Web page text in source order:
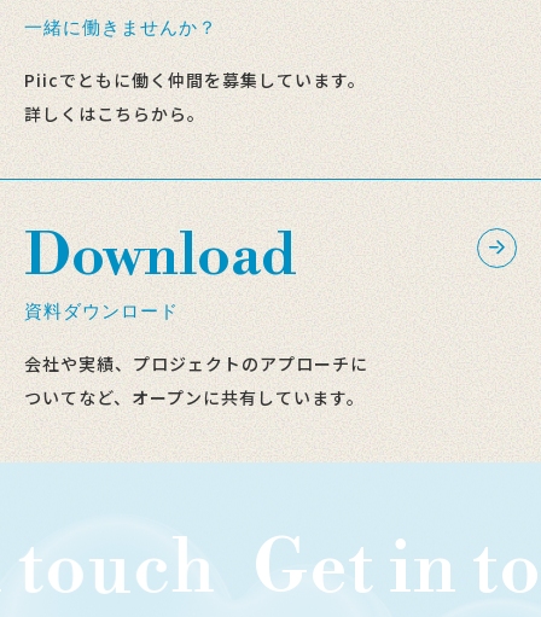
一緒に働きませんか？
Piicでともに働く仲間を募集しています。
詳しくはこちらから。
Download
資料ダウンロード
会社や実績、プロジェクトのアプローチに
ついてなど、オープンに共有しています。
Get in